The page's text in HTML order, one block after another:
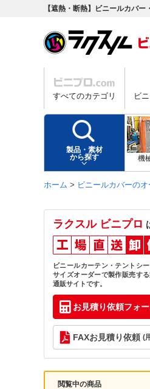
【遮熱・断熱】ビニールカバ
すべてのカテゴリ ビ
製品・素材
から探す
機
ホーム > ビニールカバーの
ラクスル ビニプロ
ビニールカーテン・テントシ
サイズオーダーで製作販売す
通販サイトです。
お見積り依頼フォ
FAXお見積り依頼 (
閲覧中の商品